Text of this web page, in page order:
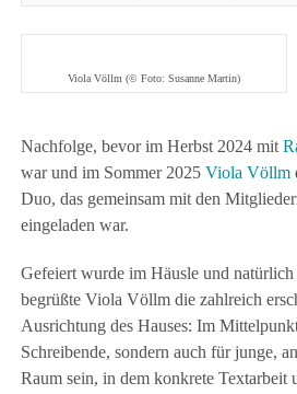
Viola Völlm (© Foto: Susanne Martin)
Nachfolge, bevor im Herbst 2024 mit
war und im Sommer 2025 Viola Völlm
Duo, das gemeinsam mit den
eingeladen war.
Gefeiert wurde im Häusle und
begrüßte Viola Völlm die zahlreich
Ausrichtung des Hauses: Im
Schreibende, sondern auch für junge,
Raum sein, in dem konkrete Textarbeit